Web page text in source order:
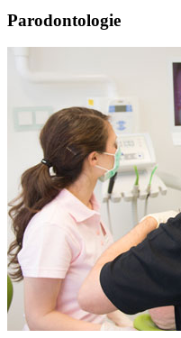
Parodontologie